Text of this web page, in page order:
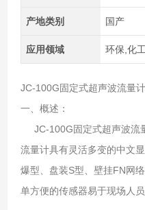
产地类别 国产
应用领域 环保,化
JC-100G固定式超声波流量计
一、概述：
JC-100G固定式超声波流
流量计具有灵活多变的中文
爆型、盘装S型、壁挂FN网
单方便的传感器易于现场人员